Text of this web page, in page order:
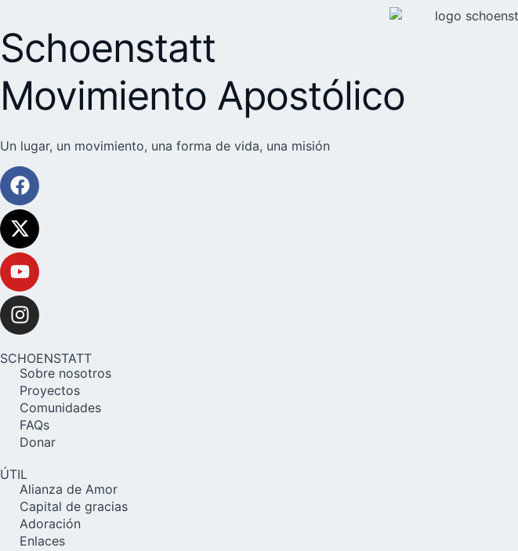
Schoenstatt
Movimiento Apostólico
Un lugar, un movimiento, una forma de vida, una misión
SCHOENSTATT
Sobre nosotros
Proyectos
Comunidades
FAQs
Donar
ÚTIL
Alianza de Amor
Capital de gracias
Adoración
Enlaces